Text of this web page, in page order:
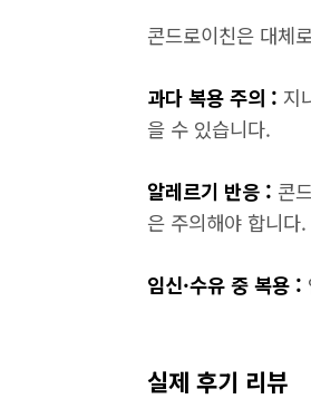
콘드로이친은 대체
과다 복용 주의 : 지
을 수 있습니다.
알레르기 반응 : 콘
은 주의해야 합니다.
임신·수유 중 복용 :
실제 후기 리뷰